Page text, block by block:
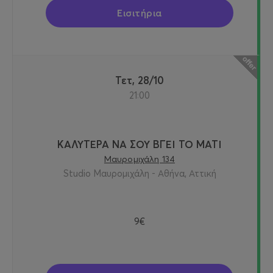
Εισιτήρια
Τετ, 28/10
21:00
ΚΑΛΥΤΕΡΑ ΝΑ ΣΟΥ ΒΓΕΙ ΤΟ ΜΑΤΙ
Μαυρομιχάλη 134
Studio Μαυρομιχάλη - Αθήνα, Αττική
9€